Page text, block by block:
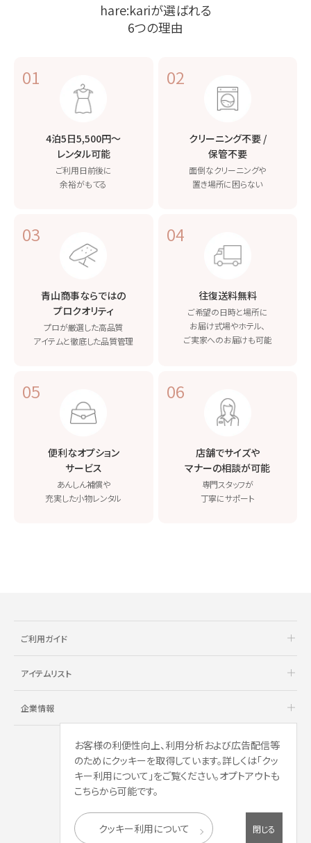
hare:kariが選ばれる
6つの理由
01
4泊5日5,500円〜
レンタル可能
ご利用日前後に
余裕がもてる
02
クリーニング不要 /
保管不要
面倒なクリーニングや
置き場所に困らない
03
青山商事ならではの
プロクオリティ
プロが厳選した高品質
アイテムと徹底した品質管理
04
往復送料無料
ご希望の日時と場所に
お届け式場やホテル、
ご実家へのお届けも可能
05
便利なオプション
サービス
あんしん補償や
充実した小物レンタル
06
店舗でサイズや
マナーの相談が可能
専門スタッフが
丁寧にサポート
ご利用ガイド
アイテムリスト
企業情報
Copyright © AOYAMA TRADING Co.,Ltd.
お客様の利便性向上、利用分析および広告配信等
のためにクッキーを取得しています。詳しくは「クッ
キー利用について」をご覧ください。オプトアウトも
こちらから可能です。
クッキー利用について 閉じる